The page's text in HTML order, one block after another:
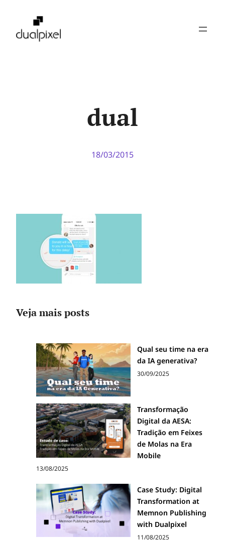
dual
18/03/2015
Veja mais posts
Qual seu time na era
da IA generativa?
30/09/2025
Transformação
Digital da AESA:
Tradição em Feixes
de Molas na Era
Mobile
13/08/2025
Case Study: Digital
Transformation at
Memnon Publishing
with Dualpixel
11/08/2025